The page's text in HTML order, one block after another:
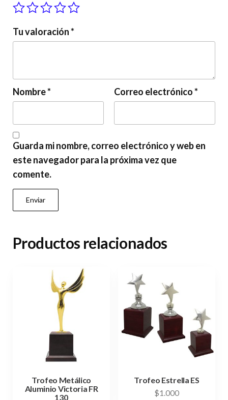
Tu valoración*
Nombre* Correo electrónico*
Guarda mi nombre, correo electrónico y web en
este navegador para la próxima vez que
comente.
Productos relacionados
Trofeo Metálico
Aluminio Victoria FR
130
Trofeo Estrella ES
$1.000